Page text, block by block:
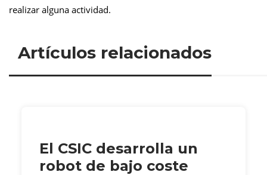
realizar alguna actividad.
Artículos relacionados
El CSIC desarrolla un
robot de bajo coste